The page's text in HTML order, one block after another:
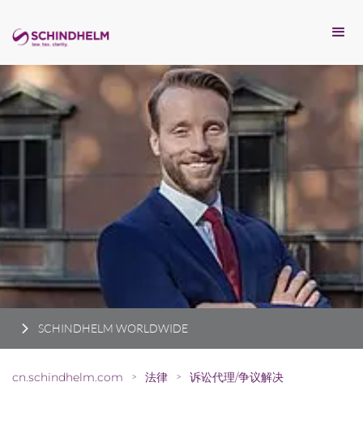
SCHINDHELM WORLDWIDE
cn.schindhelm.com > 法律 > 诉讼代理/争议解决